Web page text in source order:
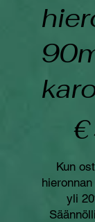
€
Kun
yli